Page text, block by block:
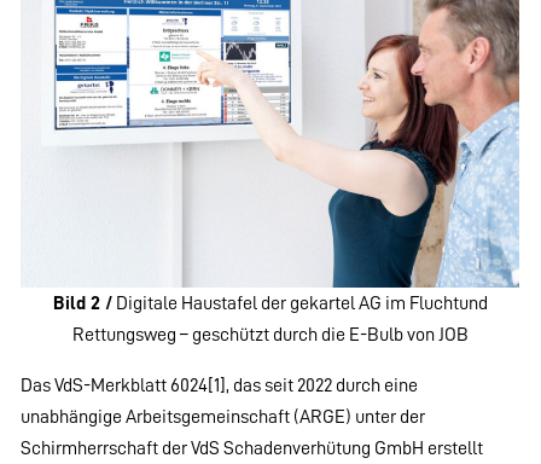
Bild 2 /Digitale Haustafel der gekartel AG im Fluchtund
Rettungsweg – geschützt durch die E-Bulb von JOB
Das VdS-Merkblatt 6024[1], das seit 2022 durch eine
unabhängige Arbeitsgemeinschaft (ARGE) unter der
Schirmherrschaft der VdS Schadenverhütung GmbH erstellt